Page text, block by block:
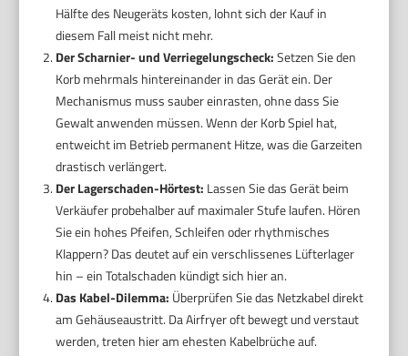
Hälfte des Neugeräts kosten, lohnt sich der Kauf in
diesem Fall meist nicht mehr.
Der Scharnier- und Verriegelungscheck:Setzen Sie den
Korb mehrmals hintereinander in das Gerät ein. Der
Mechanismus muss sauber einrasten, ohne dass Sie
Gewalt anwenden müssen. Wenn der Korb Spiel hat,
entweicht im Betrieb permanent Hitze, was die Garzeiten
drastisch verlängert.
Der Lagerschaden-Hörtest: Lassen Sie das Gerät beim
Verkäufer probehalber auf maximaler Stufe laufen. Hören
Sie ein hohes Pfeifen, Schleifen oder rhythmisches
Klappern? Das deutet auf ein verschlissenes Lüfterlager
hin – ein Totalschaden kündigt sich hier an.
Das Kabel-Dilemma: Überprüfen Sie das Netzkabel direkt
am Gehäuseaustritt. Da Airfryer oft bewegt und verstaut
werden, treten hier am ehesten Kabelbrüche auf.